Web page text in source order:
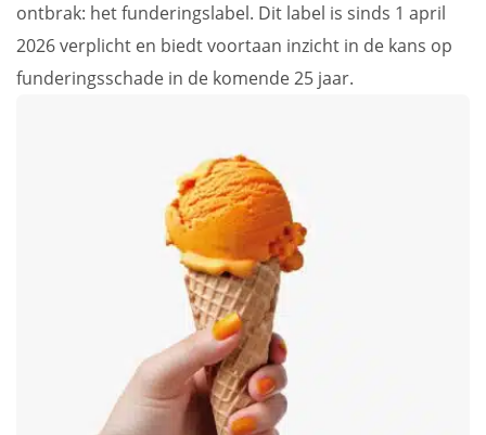
ontbrak: het funderingslabel. Dit label is sinds 1 april
2026 verplicht en biedt voortaan inzicht in de kans op
funderingsschade in de komende 25 jaar.